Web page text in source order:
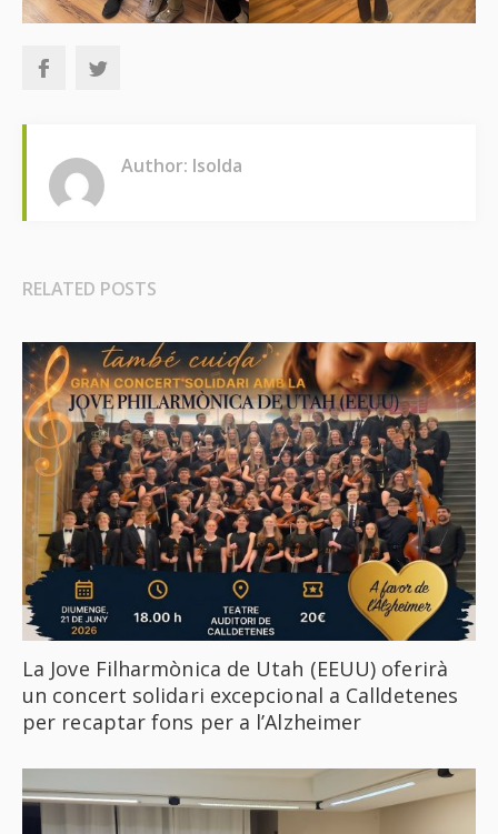
Author: Isolda
RELATED POSTS
La Jove Filharmònica de Utah (EEUU) oferirà
un concert solidari excepcional a Calldetenes
per recaptar fons per a l’Alzheimer